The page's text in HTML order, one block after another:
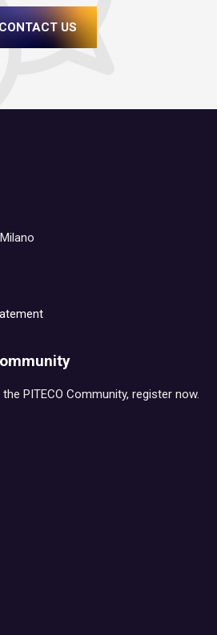
CONTACT US
PITECO Community, register now.